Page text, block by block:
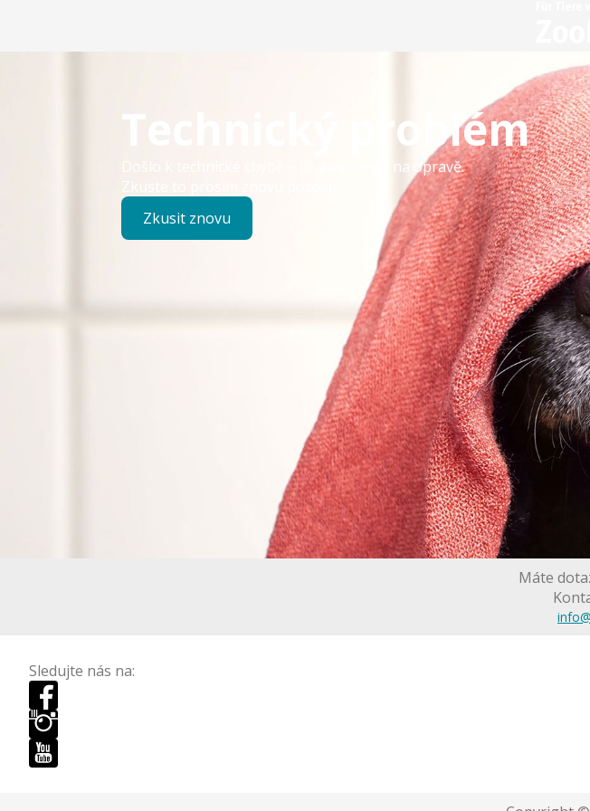
Technický problém
Došlo k technické chybě – již pracujeme na opravě.
Zkuste to prosím znovu později.
Zkusit znovu
Máte
Sledujte nás na: